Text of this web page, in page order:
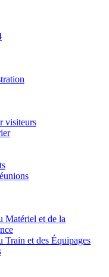
visiteurs
Matériel et de la
Train et des Équipages